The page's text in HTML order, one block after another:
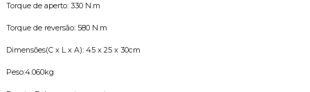
Torque de aperto: 330 N.m
Torque de reversão: 580 N.m
Dimensões(C x L x A): 45 x 25 x 30cm
Peso:4.060kg